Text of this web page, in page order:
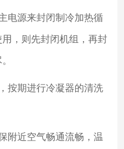
电源来封闭制冷加热循
，则先封闭机组，再封
按期进行冷凝器的清洗
附近空气畅通流畅，温